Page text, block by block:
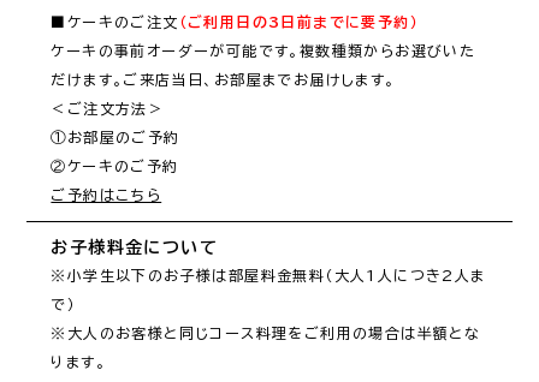
■ケーキのご注文 （ご利用日の3日前までに要予約）
ケーキの事前オーダーが可能です。複数種類からお選びいた
だけます。ご来店当日、お部屋までお届けします。
＜ご注文方法＞
①お部屋のご予約
ご予約はこちら
お子様料金について
※小学生以下のお子様は部屋料金無料（大人1人につき2人ま
で）
※大人のお客様と同じコース料理をご利用の場合は半額とな
ります。